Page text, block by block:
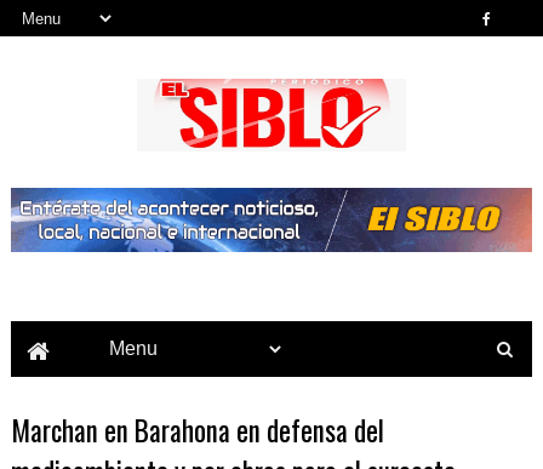
Marchan en Barahona en defensa del